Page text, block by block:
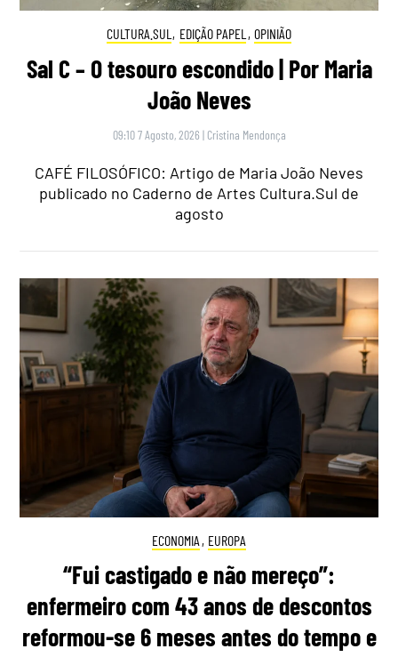
CULTURA.SUL , EDIÇÃO PAPEL , OPINIÃO
Sal C – O tesouro escondido | Por Maria
João Neves
09:10 7 Agosto, 2026 | Cristina Mendonça
CAFÉ FILOSÓFICO: Artigo de Maria João Neves
publicado no Caderno de Artes Cultura.Sul de
agosto
ECONOMIA , EUROPA
“Fui castigado e não mereço”:
enfermeiro com 43 anos de descontos
reformou-se 6 meses antes do tempo e